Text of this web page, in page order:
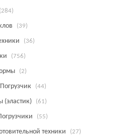
(284)
(39)
(36)
(756)
(2)
(44)
(эластик) (61)
(55)
техники (27)